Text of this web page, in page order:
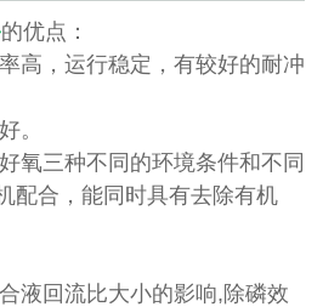
的优点：
，运行稳定，有较好的耐冲
。
三种不同的环境条件和不同
配合，能同时具有去除有机
回流比大小的影响,除磷效